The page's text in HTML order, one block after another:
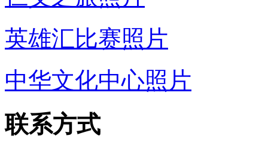
英雄汇比赛照片
中华文化中心照片
联系方式